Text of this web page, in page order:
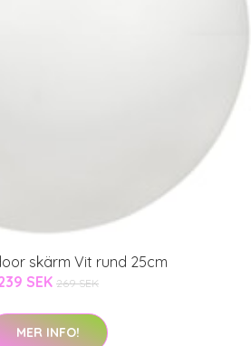
skärm Vit rund 25cm
SEK 269 SEK
MER INFO!